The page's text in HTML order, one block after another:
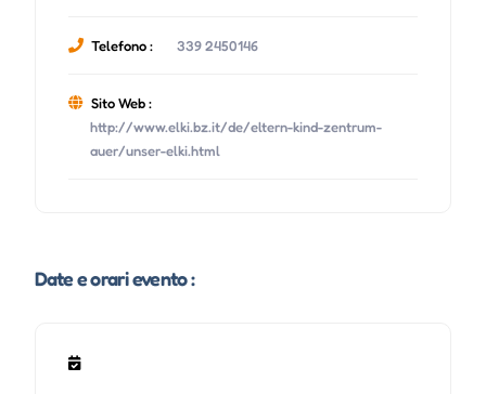
Telefono : 339 2450146
Sito Web :
http://www.elki.bz.it/de/eltern-kind-zentrum-
auer/unser-elki.html
Date e orari evento :